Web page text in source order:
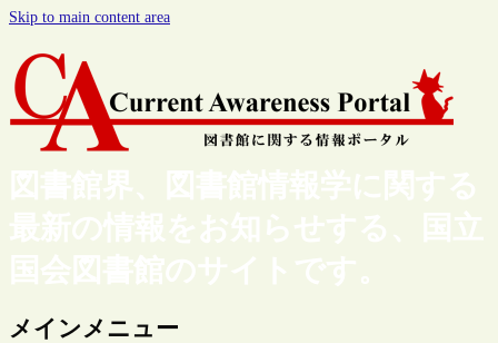
Skip to main content area
図書館界、図書館情報学に関する
最新の情報をお知らせする、国立
国会図書館のサイトです。
メインメニュー